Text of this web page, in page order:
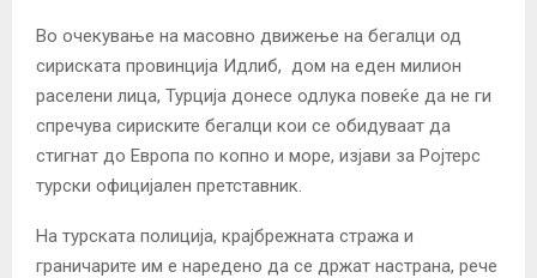
Во очекување на масовно движење на бегалци од
сириската провинција Идлиб, дом на еден милион
раселени лица, Турција донесе одлука повеќе да не ги
спречува сириските бегалци кои се обидуваат да
стигнат до Европа по копно и море, изјави за Ројтерс
турски официјален претставник.
На турската полиција, крајбрежната стража и
граничарите им е наредено да се држат настрана, рече